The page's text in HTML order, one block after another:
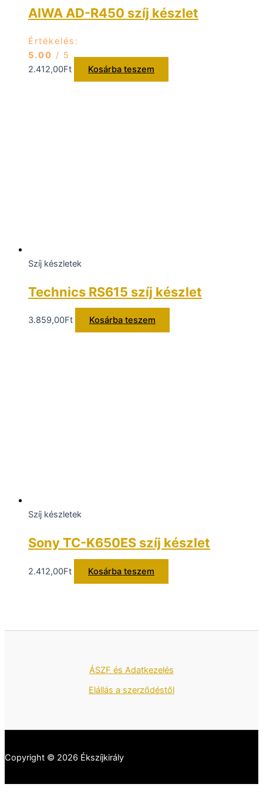
AIWA AD-R450 szíj készlet
Értékelés:
5.00 / 5
2.412,00Ft Kosárba teszem
Szíj készletek
Technics RS615 szíj készlet
3.859,00Ft Kosárba teszem
Szíj készletek
Sony TC-K650ES szíj készlet
2.412,00Ft Kosárba teszem
ÁSZF és Adatkezelés
Elállás a szerződéstől
Copyright © 2026 Ékszíjkirály